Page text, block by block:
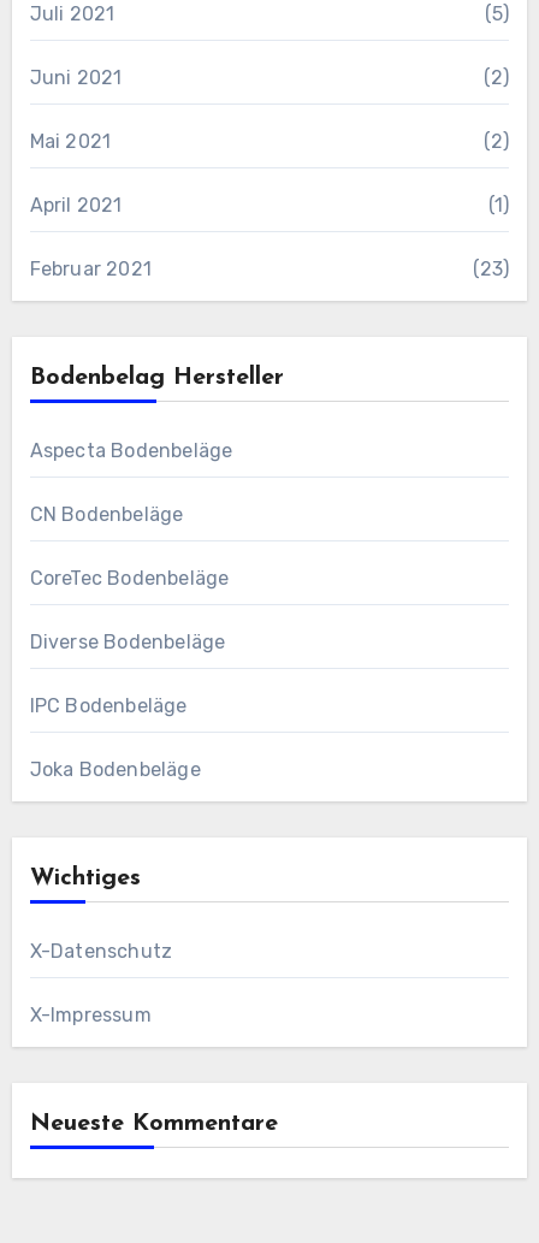
Juli 2021 (5)
Juni 2021 (2)
Mai 2021 (2)
April 2021 (1)
Februar 2021 (23)
Bodenbelag Hersteller
Aspecta Bodenbeläge
CN Bodenbeläge
CoreTec Bodenbeläge
Diverse Bodenbeläge
IPC Bodenbeläge
Joka Bodenbeläge
Wichtiges
X-Datenschutz
X-Impressum
Neueste Kommentare